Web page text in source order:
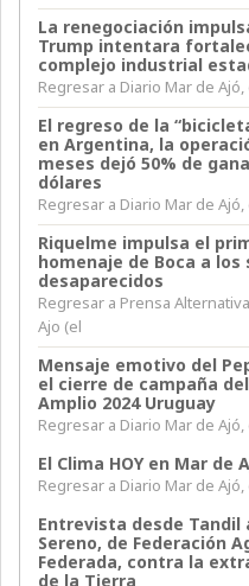
La renegociación
Trump intentara
complejo industrial
Regresar a Diario Mar de
El regreso de la
en Argentina, la
meses dejó 50% de
dólares
Regresar a Diario Mar de
Riquelme impulsa el
homenaje de Boca a los
desaparecidos
Regresar a Prensa
Ajo (el
Mensaje emotivo del
el cierre de campaña
Amplio 2024 Uruguay
Regresar a Diario Mar de
El Clima HOY en Mar de
Regresar a Diario Mar de
Entrevista desde Tandil
Sereno, de Federación
Federada, contra la
de la Tierra